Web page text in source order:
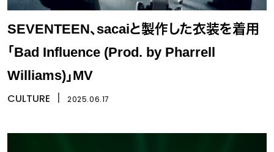
SEVENTEEN、sacaiと製作した衣装を着用
「Bad Influence (Prod. by Pharrell
Williams)」MV
CULTURE 2025.06.17